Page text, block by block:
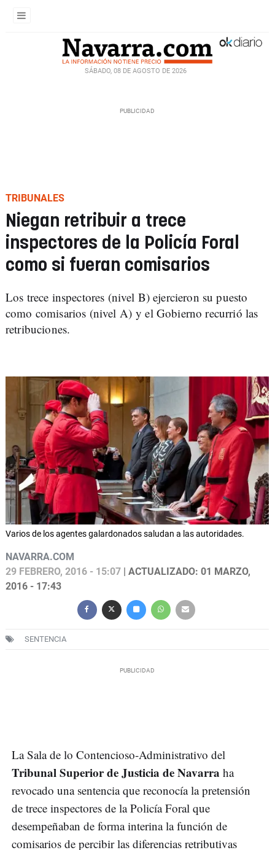
SÁBADO, 08 DE AGOSTO DE 2026
TRIBUNALES
Niegan retribuir a trece
inspectores de la Policía Foral
como si fueran comisarios
Los trece inspectores (nivel B) ejercieron su puesto
como comisarios (nivel A) y el Gobierno recurrió las
retribuciones.
Varios de los agentes galardonados saludan a las autoridades.
NAVARRA.COM
29 FEBRERO, 2016 - 15:07 | ACTUALIZADO: 01 MARZO,
2016 - 17:43
SENTENCIA
La Sala de lo Contencioso-Administrativo del
Tribunal Superior de Justicia de Navarra ha
revocado una sentencia que reconocía la pretensión
de trece inspectores de la Policía Foral que
desempeñaban de forma interina la función de
comisarios de percibir las diferencias retributivas